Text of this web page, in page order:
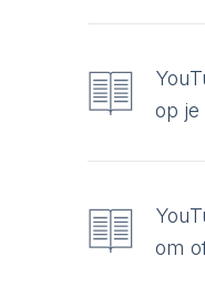
op
om